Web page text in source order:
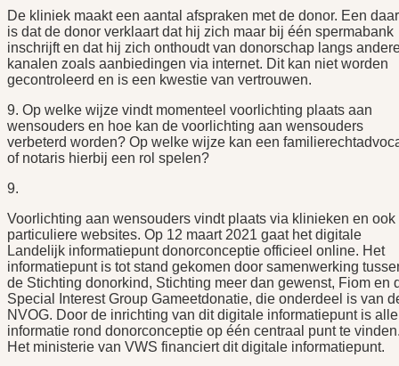
De kliniek maakt een aantal afspraken met de donor. Een
is dat de donor verklaart dat hij zich maar bij één spermabank
inschrijft en dat hij zich onthoudt van donorschap langs
kanalen zoals aanbiedingen via internet. Dit kan niet worden
gecontroleerd en is een kwestie van vertrouwen.
9. Op welke wijze vindt momenteel voorlichting plaats aan
wensouders en hoe kan de voorlichting aan wensouders
verbeterd worden? Op welke wijze kan een
of notaris hierbij een rol spelen?
9.
Voorlichting aan wensouders vindt plaats via klinieken en ook
particuliere websites. Op 12 maart 2021 gaat het digitale
Landelijk informatiepunt donorconceptie officieel online. Het
informatiepunt is tot stand gekomen door samenwerking
de Stichting donorkind, Stichting meer dan gewenst, Fiom en
Special Interest Group Gameetdonatie, die onderdeel is van
NVOG. Door de inrichting van dit digitale informatiepunt is alle
informatie rond donorconceptie op één centraal punt te
Het ministerie van VWS financiert dit digitale informatiepunt.